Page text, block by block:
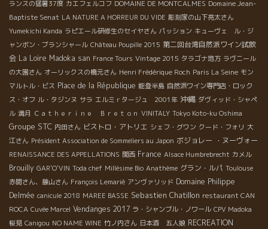
ランスの猛暑37度 カエフェルコフ DOMAINE DE MONTCALMES Domaine Jean-
Baptiste Senat LA NATURE A HORREUR DU VIDE 彫刻家の山下亮太さん
Yumekichi Kanda ラピエール研修生のセイヤさん パッション キューヴェ ル・ジ
ャンボン・ブランシャール Château Poupille 2015 第二回台湾自然派ワイン試飲
会 La Loire Madoka san France Tours Vintage 2015 タラゴナ地方 ラヴニール
の大園さん オーリックスの橋元さん Henri Frédérique Roch Paris La Seine モン
マルトル・ビス Place de la République 能登半島 自然派ワイン専門店・ロック
ス・オフ ル・タジンヌ サラ エルミｒタージュ 2001年 沖縄 ダヴィッド・シャペ
ル 満月 Ｃａｔｈｅｒｉｎｅ Ｂｒｅｔｏｎ VINITALY Tokyo Koto-ku Oshima
Groupe STC 内田さん ビストロ・アトリエ シェフ・グワン クード・フォリ 大
江さん Président Association de Sommeliers au Japon ボジョレー ・ヌーヴォー
RENAISSANCE DES APPELLATIONS 関西 France Alsace Humbrebrecht カメル
Brouilly GAR'O'VIN Toda chef Millésime Bio Anathème グラン・ルパ Toulouse
赤間さん、藤山さん François Lemarié アンヴァリッド Domaine Philippe
Delmée canicule 2018 MAREE BASSE Sebastien Chatillon restaurant CAN
ROCA Cuvée Marcel Vendanges 2017 ラ・シャンブル・ノワール CPV Madoka
桜見 Canigou NO NAME WINE 竹ノ内さん 日本酒 五人娘 RECREATION